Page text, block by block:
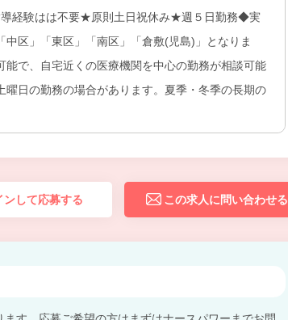
経験はは不要★原則土日祝休み★週５日勤務◆実
中区」「東区」「南区」「倉敷(児島)」となりま
能で、自宅近くの医療機関を中心の勤務が相談可能
日の勤務の場合があります。夏季・冬季の長期の
ンして応募する この求人に問い合わせる